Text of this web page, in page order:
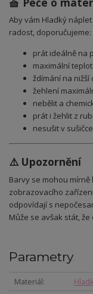
Aby vám Hladký náplet
radost, doporučujeme:
prát ideálně na
maximální
ždímání na nižší
žehlení
nebělit a
prát i žehlit z
nesušit v sušičce
⚠️ Upozornění
Barvy se mohou
zobrazovacího
odpovídají s
Může se avšak stát,
Parametry
Materiál